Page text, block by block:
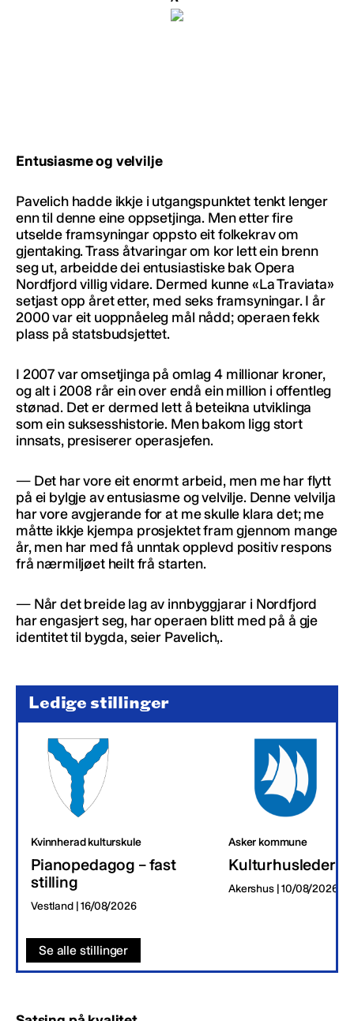
Entusiasme og velvilje
Pavelich hadde ikkje i utgangspunktet tenkt lenger
enn til denne eine oppsetjinga. Men etter fire
utselde framsyningar oppsto eit folkekrav om
gjentaking. Trass åtvaringar om kor lett ein brenn
seg ut, arbeidde dei entusiastiske bak Opera
Nordfjord villig vidare. Dermed kunne «La Traviata»
setjast opp året etter, med seks framsyningar. I år
2000 var eit uoppnåeleg mål nådd; operaen fekk
plass på statsbudsjettet.
I 2007 var omsetjinga på omlag 4 millionar kroner,
og alt i 2008 rår ein over endå ein million i offentleg
stønad. Det er dermed lett å beteikna utviklinga
som ein suksesshistorie. Men bakom ligg stort
innsats, presiserer operasjefen.
— Det har vore eit enormt arbeid, men me har flytt
på ei bylgje av entusiasme og velvilje. Denne velvilja
har vore avgjerande for at me skulle klara det; me
måtte ikkje kjempa prosjektet fram gjennom mange
år, men har med få unntak opplevd positiv respons
frå nærmiljøet heilt frå starten.
— Når det breide lag av innbyggjarar i Nordfjord
har engasjert seg, har operaen blitt med på å gje
identitet til bygda, seier Pavelich,.
Ledige stillinger
Kvinnherad kulturskule
Pianopedagog – fast
stilling
Vestland | 16/08/2026
Asker kommune
Kulturhusleder
Akershus | 10/08/2026
Se alle stillinger